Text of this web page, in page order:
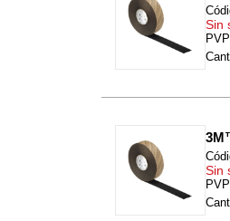
Sin
Sin